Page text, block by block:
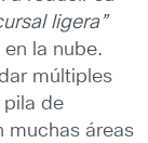
ligera”
la nube.
múltiples
pila de
muchas áreas